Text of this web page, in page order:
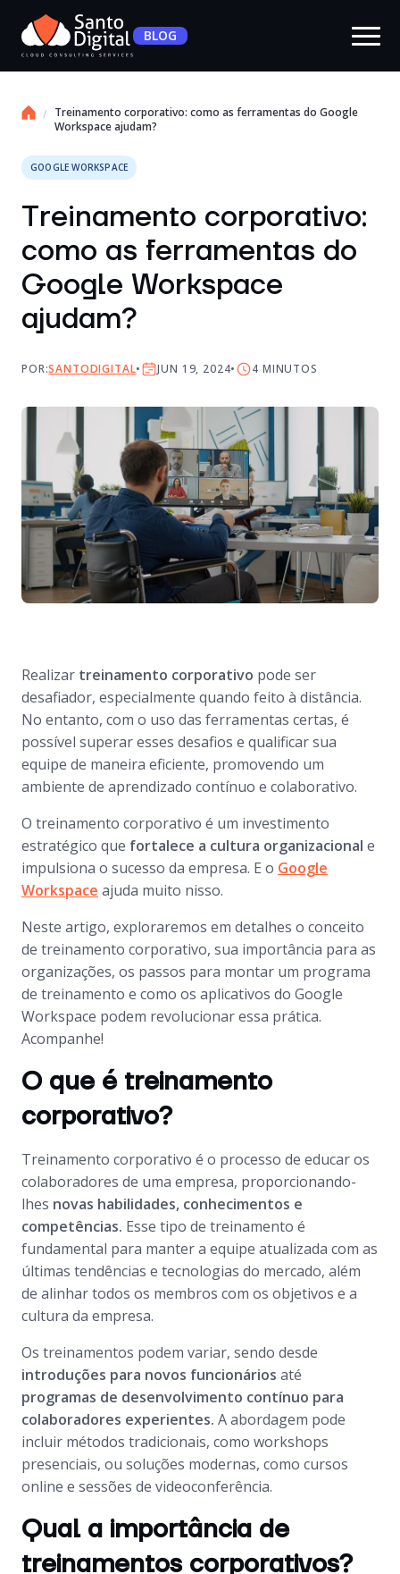
BLOG
Treinamento corporativo: como as ferramentas do Google
Workspace ajudam?
GOOGLE WORKSPACE
Treinamento corporativo:
como as ferramentas do
Google Workspace
ajudam?
POR:SANTODIGITAL JUN 19, 2024 4 MINUTOS
Realizar treinamento corporativo pode ser
desafiador, especialmente quando feito à distância.
No entanto, com o uso das ferramentas certas, é
possível superar esses desafios e qualificar sua
equipe de maneira eficiente, promovendo um
ambiente de aprendizado contínuo e colaborativo.
O treinamento corporativo é um investimento
estratégico que fortalece a cultura organizacional e
impulsiona o sucesso da empresa. E o Google
Workspace ajuda muito nisso.
Neste artigo, exploraremos em detalhes o conceito
de treinamento corporativo, sua importância para as
organizações, os passos para montar um programa
de treinamento e como os aplicativos do Google
Workspace podem revolucionar essa prática.
Acompanhe!
O que é treinamento
corporativo?
Treinamento corporativo é o processo de educar os
colaboradores de uma empresa, proporcionando-
lhes novas habilidades, conhecimentos e
competências. Esse tipo de treinamento é
fundamental para manter a equipe atualizada com as
últimas tendências e tecnologias do mercado, além
de alinhar todos os membros com os objetivos e a
cultura da empresa.
Os treinamentos podem variar, sendo desde
introduções para novos funcionários até
programas de desenvolvimento contínuo para
colaboradores experientes. A abordagem pode
incluir métodos tradicionais, como workshops
presenciais, ou soluções modernas, como cursos
online e sessões de videoconferência.
Qual a importância de
treinamentos corporativos?